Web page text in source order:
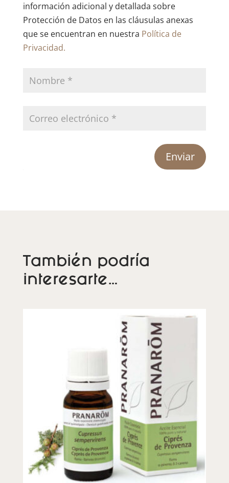
información adicional y detallada sobre
Protección de Datos en las cláusulas anexas
que se encuentran en nuestra Política de
Privacidad.
Enviar
También podría
interesarte…